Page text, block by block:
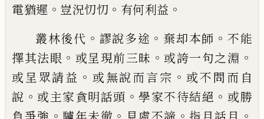
電猶遲 。 豈況忉忉 。 有何利益 。
叢林後代 。 謬說多途 。 棄却本師 。 不能
擇其法眼 。 或呈現前三昧 。 或誇一句之淵 。
或呈眾請益 。 或無說而言宗 。 或不問而自
說 。 或主家貪明話頭 。學家不待結絕 。 或勝